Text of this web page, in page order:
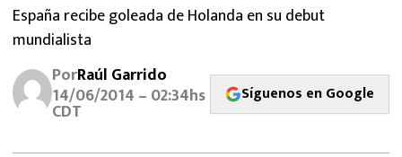
ATLANTE
SELECCIÓN MEXICANA
España recibe goleada de Holanda en su debut
mundialista
PorRaúl Garrido
14/06/2014 – 02:34hs
CDT
Síguenos en Google